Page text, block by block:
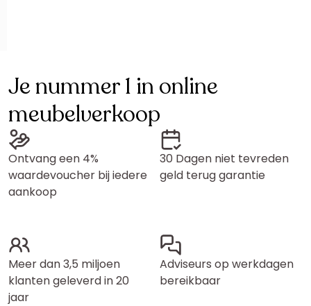
Je nummer 1 in online
meubelverkoop
Ontvang een 4%
waardevoucher bij iedere
aankoop
30 Dagen niet tevreden
geld terug garantie
Meer dan 3,5 miljoen
klanten geleverd in 20
jaar
Adviseurs op werkdagen
bereikbaar